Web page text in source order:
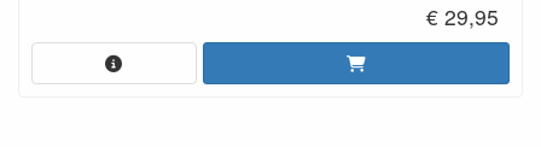
€ 29,95